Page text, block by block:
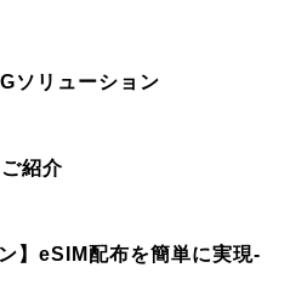
ソリューション
紹介
】eSIM配布を簡単に実現-